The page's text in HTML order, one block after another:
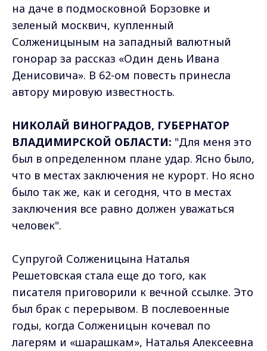
на даче в подмосковной Борзовке и
зеленый москвич, купленный
Солженицыным на западный валютный
гонорар за рассказ «Один день Ивана
Денисовича». В 62-ом повесть принесла
автору мировую известность.
НИКОЛАЙ ВИНОГРАДОВ, ГУБЕРНАТОР
ВЛАДИМИРСКОЙ ОБЛАСТИ: "Для меня это
был в определенном плане удар. Ясно было,
что в местах заключения не курорт. Но ясно
было так же, как и сегодня, что в местах
заключения все равно должен уважаться
человек".
Супругой Солженицына Наталья
Решетовская стала еще до того, как
писателя приговорили к вечной ссылке. Это
был брак с перерывом. В послевоенные
годы, когда Солженицын кочевал по
лагерям и «шарашкам», Наталья Алексеевна